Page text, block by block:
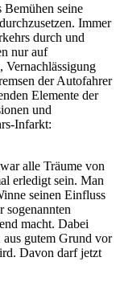
Bemühen seine
Immer
durch und
nur auf
Vernachlässigung
der Autofahrer
Elemente der
und
Infarkt:
alle Träume von
erledigt sein. Man
seinen Einfluss
sogenannten
macht. Dabei
aus gutem Grund vor
Davon darf jetzt